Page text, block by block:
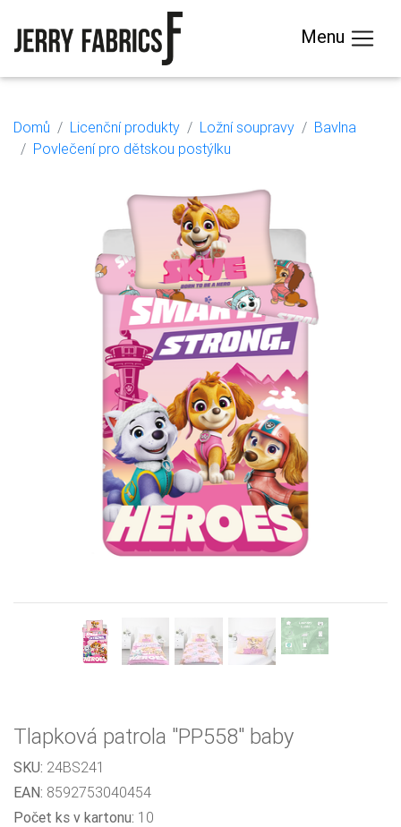
Menu
Domů Licenční produkty Ložní soupravy
Bavlna
Povlečení pro dětskou postýlku
Tlapková patrola "PP558" baby
SKU: 24BS241
EAN: 8592753040454
Počet ks v kartonu: 10